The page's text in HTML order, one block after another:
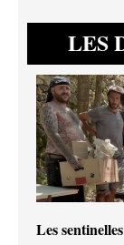
LES
Les